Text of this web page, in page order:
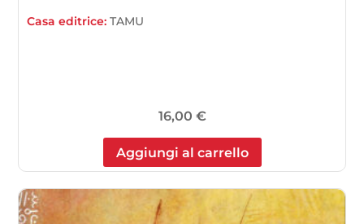
Casa editrice:TAMU
16,00 €
Aggiungi al carrello